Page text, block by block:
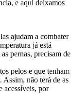
e aqui deixamos
ajudam a combater
já está
pernas, precisam de
pelos e que tenham
Assim, não terá de as
acessíveis, por